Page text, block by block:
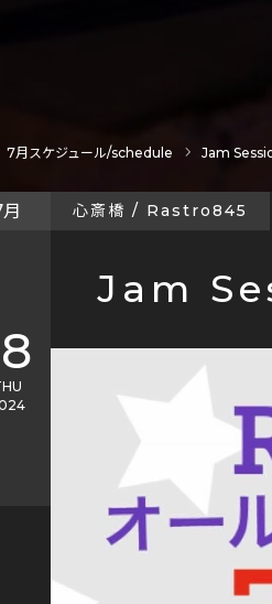
7月スケジュール/schedule Jam
Jam
心斎橋 / Rastro845